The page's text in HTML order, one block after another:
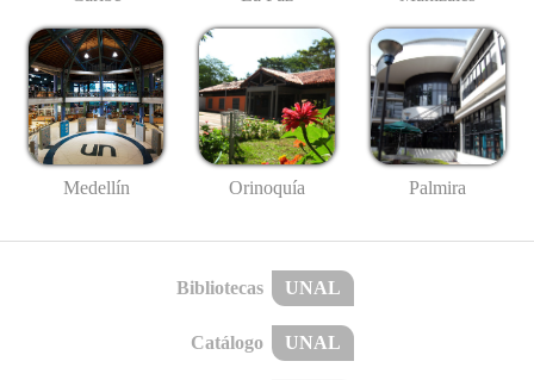
Medellín Orinoquía Palmira
Bibliotecas UNAL
Catálogo UNAL